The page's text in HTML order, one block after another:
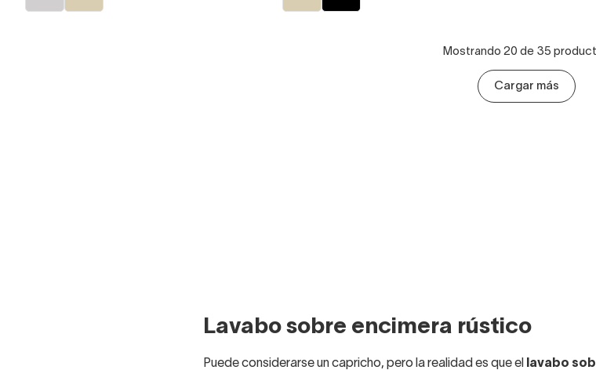
Mostrando 20 de 35
Cargar más
Lavabo sobre encimera rústico
Puede considerarse un capricho, pero la realidad es que el lavabo